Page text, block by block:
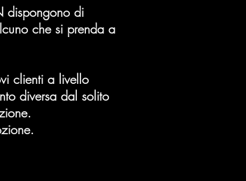
dispongono di
che si prenda a
clienti a livello
diversa dal solito